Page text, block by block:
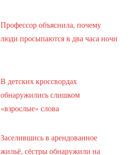
Профессор объяснила, почему
люди просыпаются в два часа ночи
В детских кроссвордах
обнаружились слишком
«взрослые» слова
Заселившись в арендованное
жильё, сёстры обнаружили на